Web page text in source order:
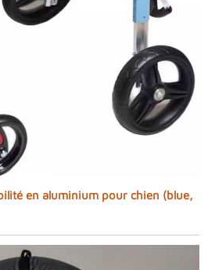
en aluminium pour chien (blue,